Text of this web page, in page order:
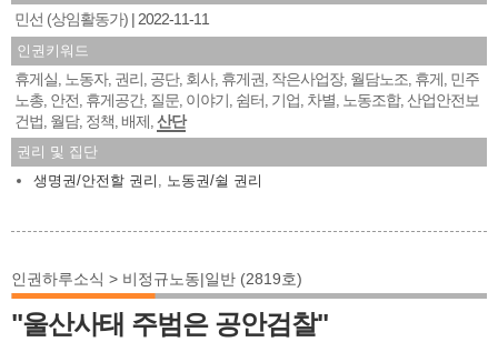
민선 (상임활동가)
2022-11-11
인권키워드
휴게실 노동자, 권리 공단, 회사, 휴게권 작은사업장, 월담노조 휴게 민주
노총 안전 휴게공간, 질문 이야기 쉼터 기업 차별 노동조합, 산업안전보
건법 월담, 정책 배제 산단
권리 및 집단
생명권/안전할 권리
노동권/쉴 권리
인권하루소식 > 비정규노동|일반 (2819호)
"울산사태 주범은 공안검찰"